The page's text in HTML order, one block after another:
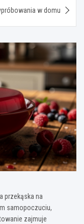
w domu
przekąska na
samopoczuciu,
zajmuje